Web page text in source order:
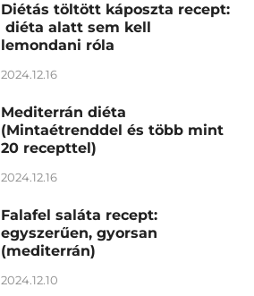
Diétás töltött káposzta recept:
diéta alatt sem kell
lemondani róla
2024.12.16
Mediterrán diéta
(Mintaétrenddel és több mint
20 recepttel)
2024.12.16
Falafel saláta recept:
egyszerűen, gyorsan
(mediterrán)
2024.12.10